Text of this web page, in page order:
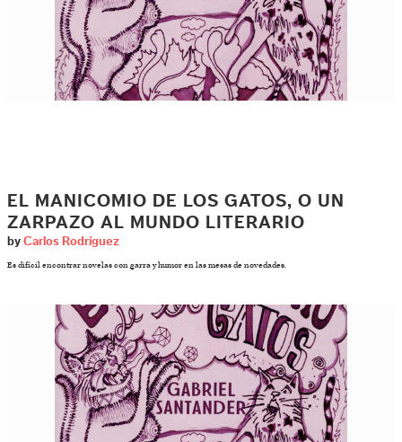
EL MANICOMIO DE LOS GATOS, O UN
ZARPAZO AL MUNDO LITERARIO
by Carlos Rodríguez
Es difícil encontrar novelas con garra y humor en las mesas de novedades.